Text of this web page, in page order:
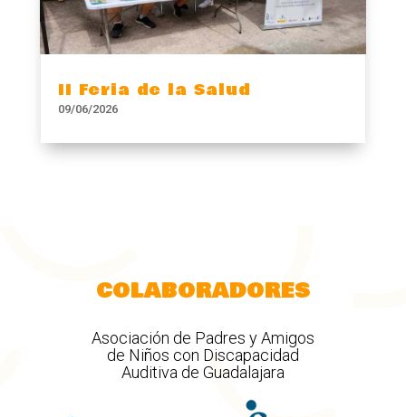
II Feria de la Salud
09/06/2026
COLABORADORES
Asociación de Padres y Amigos
de Niños con Discapacidad
Auditiva de Guadalajara